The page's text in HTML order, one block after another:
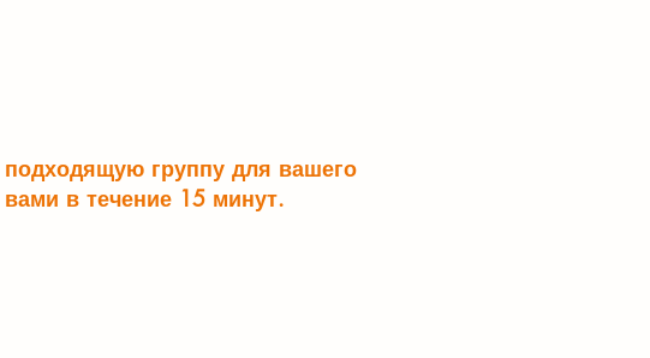
группу для вашего
в течение 15 минут.